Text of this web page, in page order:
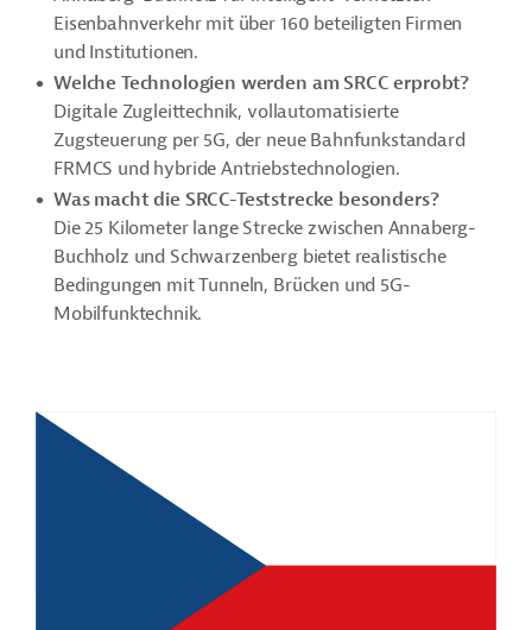
Eisenbahnverkehr mit über 160 beteiligten Firmen
und Institutionen.
Welche Technologien werden am SRCC erprobt?
Digitale Zugleittechnik, vollautomatisierte
Zugsteuerung per 5G, der neue Bahnfunkstandard
FRMCS und hybride Antriebstechnologien.
Was macht die SRCC-Teststrecke besonders?
Die 25 Kilometer lange Strecke zwischen Annaberg-
Buchholz und Schwarzenberg bietet realistische
Bedingungen mit Tunneln, Brücken und 5G-
Mobilfunktechnik.